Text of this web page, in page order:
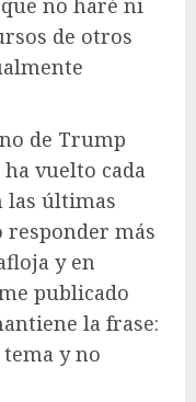
no haré ni
de otros
de Trump
vuelto cada
las últimas
responder más
y en
publicado
la frase:
y no